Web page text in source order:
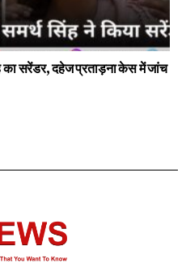
का सरेंडर, दहेज प्रताड़ना केस में जांच